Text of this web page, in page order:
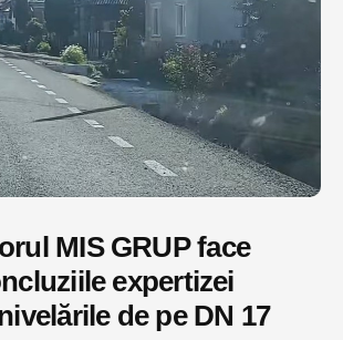
MIS GRUP face
expertizei
de pe DN 17